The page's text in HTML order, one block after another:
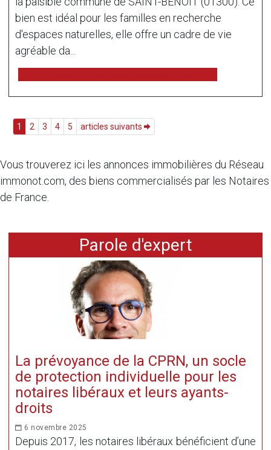
bien est idéal pour les familles en recherche
d'espaces naturelles, elle offre un cadre de vie
agréable da...
1 2 3 4 5 articles suivants
Vous trouverez ici les annonces immobilières du Réseau
immonot.com, des biens commercialisés par les Notaires
de France.
Parole d'expert
La prévoyance de la CPRN, un socle
de protection individuelle pour les
notaires libéraux et leurs ayants-
droits
6 novembre 2025
Depuis 2017, les notaires libéraux bénéficient d’une